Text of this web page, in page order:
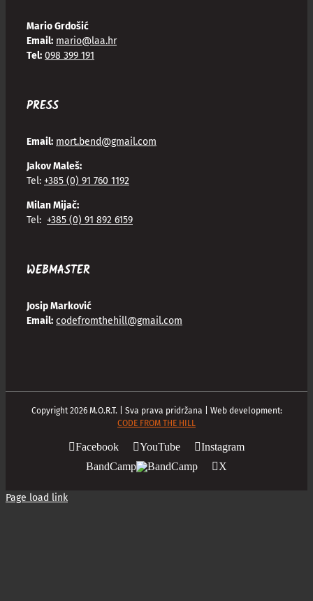
Mario Grdošić
Email: mario@laa.hr
Tel: 098 399 191
PRESS
Email: mort.bend@gmail.com
Jakov Maleš:
Tel: +385 (0) 91 760 1192
Milan Mijač:
Tel: +385 (0) 91 892 6159
WEBMASTER
Josip Marković
Email: codefromthehill@gmail.com
Copyright2026M.O.R.T. | Sva prava pridržana | Web development:
CODE FROM THE HILL
Facebook YouTube
Instagram
BandCamp
X
Page load link